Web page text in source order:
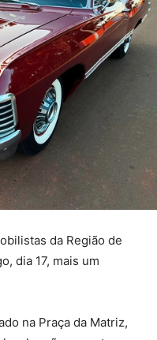
da Região de
dia 17, mais um
na Praça da Matriz,